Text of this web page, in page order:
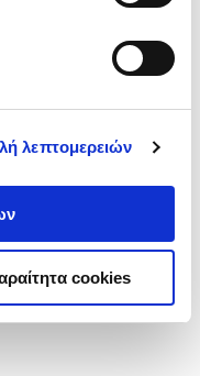
λεπτομερειών
cookies